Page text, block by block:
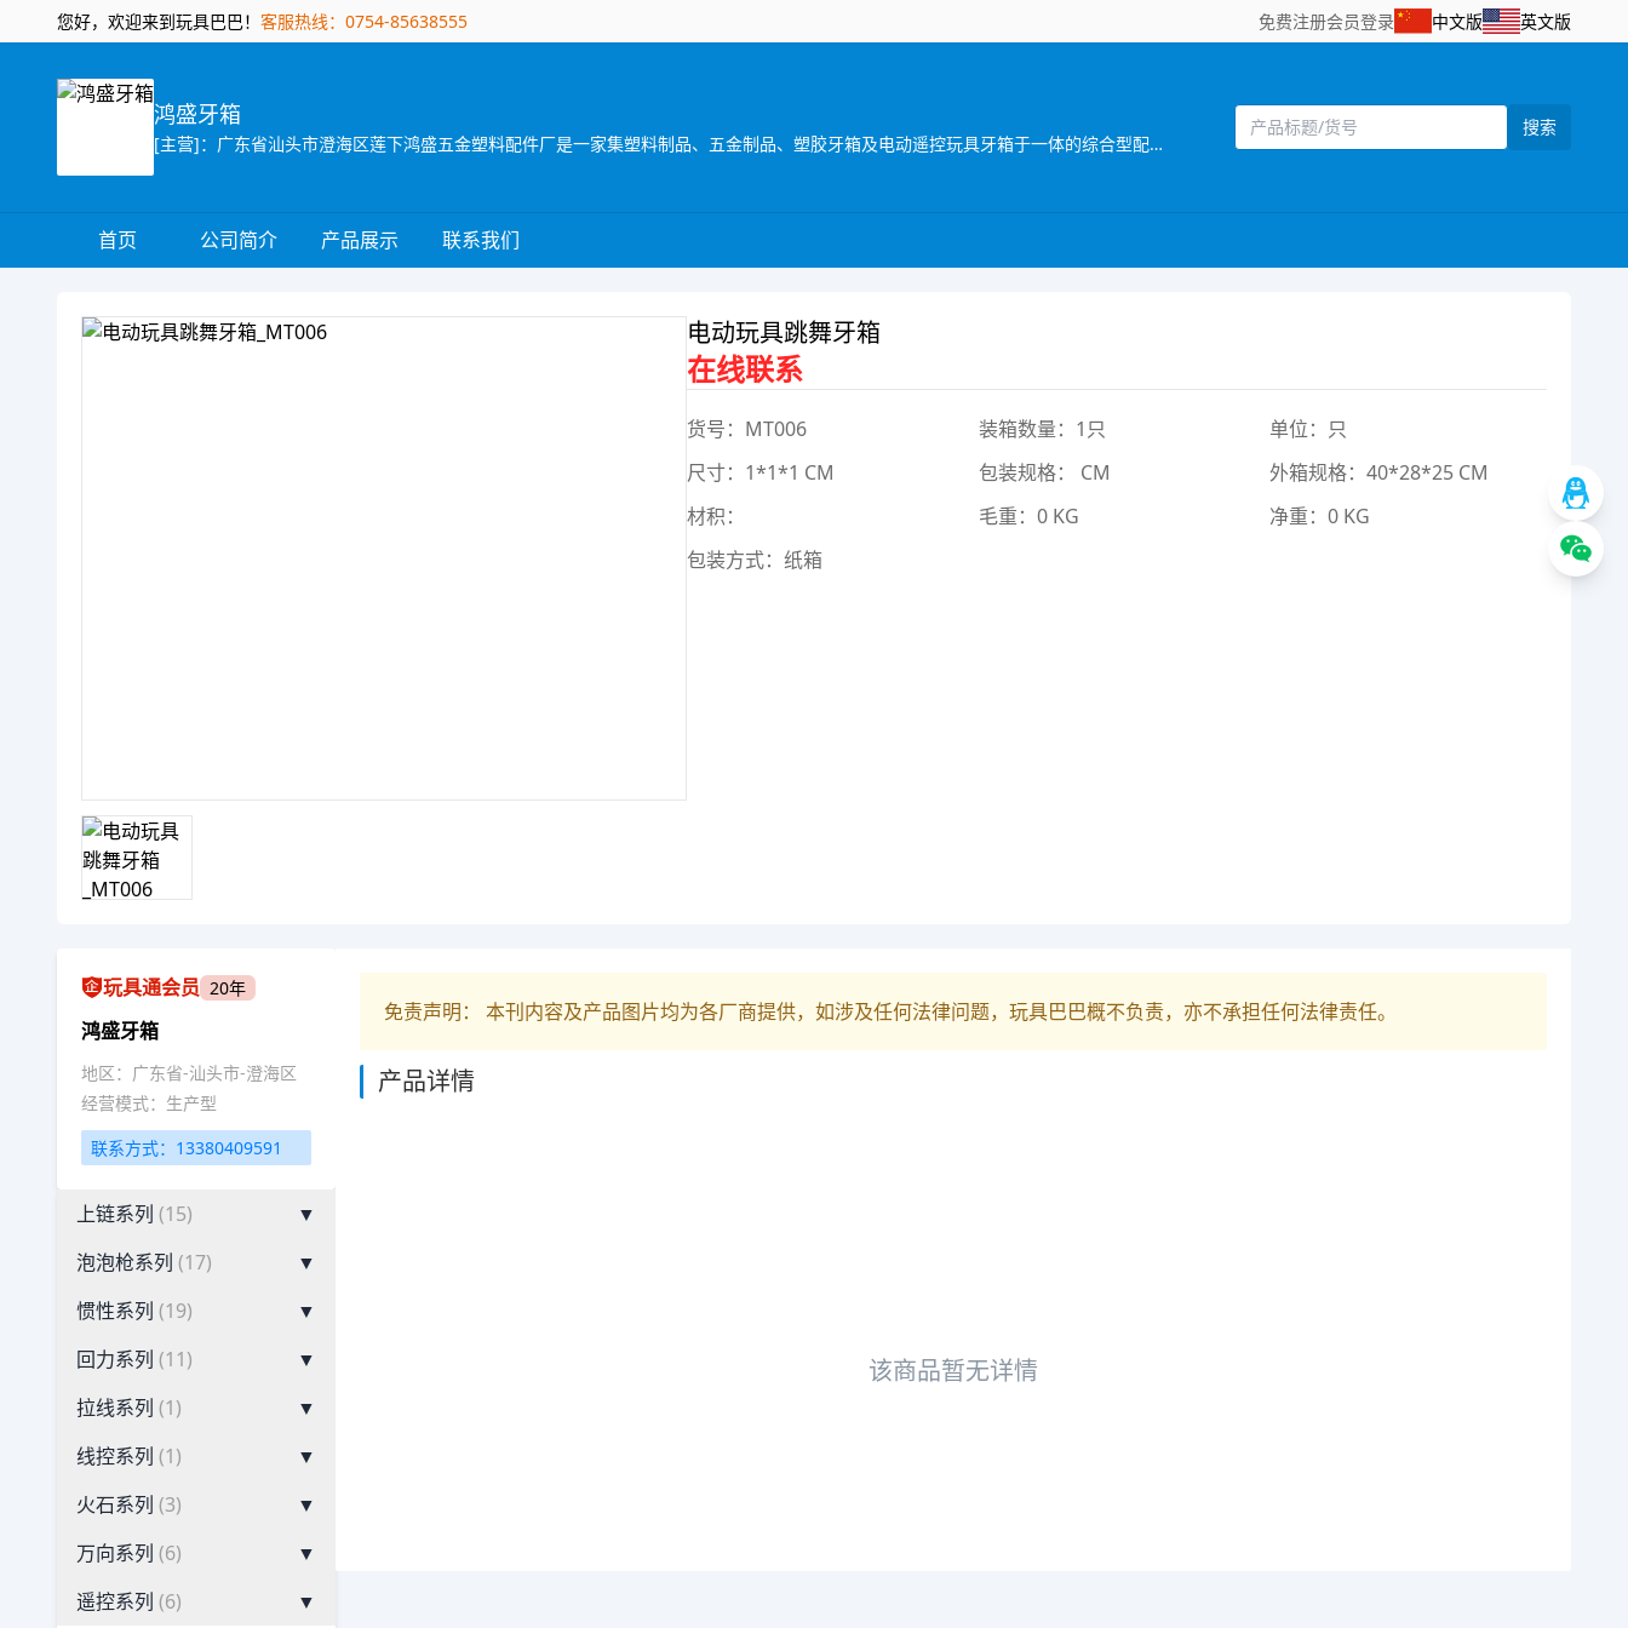
您好，欢迎来到玩具巴巴！ 客服热线：0754-85638555 免费注册会员登录 中文版 英文版
鸿盛牙箱
[主营]：广东省汕头市澄海区莲下鸿盛五金塑料配件厂是一家集塑料制品、五金制品、塑胶牙箱及电动遥控玩具牙箱于一体的综合型配件生产厂家，拥有先进的生产设备和多年丰富的生产经验。鸿盛厂部自1992年创办至今，本着“诚信务实，开拓创新，提升品质，客户至上”的经营宗旨，凭着创新的设计思路、独特的经营理念和规范的质量管理体系，成功塑造了“鸿盛”品牌和良好的市场形象，深得广大客户的认可信赖。 鸿盛厂部具有强大的自主开发能力，每年有大量的新产品投放市场，拥有庞大的销售网络，产品畅销各地。我们一贯注重产品的质量，履行“没有好，只求更好”的质量宗旨，不断投资购置先进生产设备和充实技术力量，提升产品的技术含量，为广大客户提供优质的产品。
搜索
首页 公司简介 产品展示 联系我们
电动玩具跳舞牙箱
在线联系
货号：MT006 装箱数量：1只
单位：只
尺寸：1*1*1 CM
包装规格： CM
外箱规格：40*28*25 CM
材积：
毛重：0 KG
净重：0 KG
包装方式：纸箱
玩具通会员 20年
鸿盛牙箱
地区：广东省-汕头市-澄海区
经营模式：生产型
联系方式：13380409591
上链系列 (15)
▼
泡泡枪系列 (17)
▼
惯性系列 (19)
▼
回力系列 (11)
▼
拉线系列 (1)
▼
线控系列 (1)
▼
火石系列 (3)
▼
万向系列 (6)
▼
遥控系列 (6) ▼
免责声明： 本刊内容及产品图片均为各厂商提供，如涉及任何法律问题，玩具巴巴概不负责，亦不承担任何法律责任。
产品详情
该商品暂无详情